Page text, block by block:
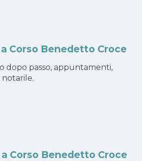
Corso Benedetto Croce
dopo passo, appuntamenti,
Corso Benedetto Croce